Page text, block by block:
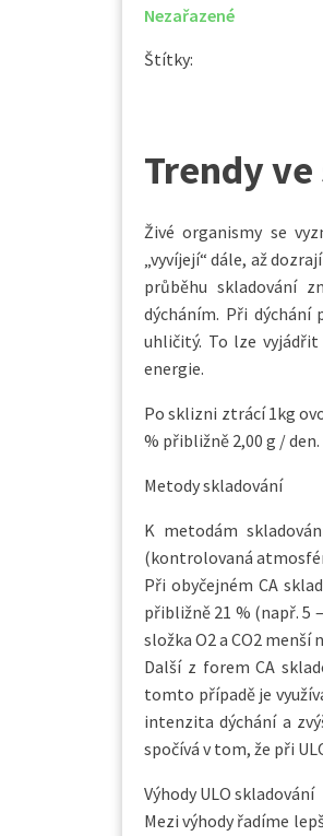
Nezařazené
Štítky:
Trendy
Živé organismy se
„vyvíjejí“ dále, až
průběhu skladování
dýcháním. Při dýchání
uhličitý. To lze vyjádřit
energie.
Po sklizni ztrácí 1kg
% přibližně 2,00 g /
Metody skladování
K metodám
(kontrolovaná
Při obyčejném CA
přibližně 21 % (např. 5
složka O2 a CO2 menší
Další z forem CA
tomto případě je
intenzita dýchání a
spočívá v tom, že při
Výhody ULO skladování
Mezi výhody řadíme